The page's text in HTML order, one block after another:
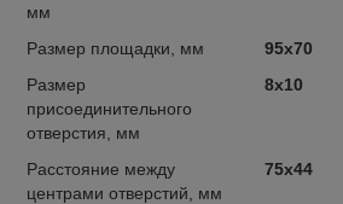
мм
Размер площадки, мм
95x70
Размер
присоединительного
отверстия, мм
8x10
Расстояние между
центрами отверстий, мм
75x44